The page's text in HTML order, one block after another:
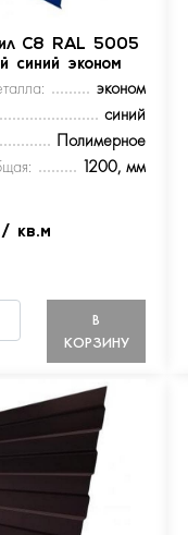
С8 RAL 5005
синий эконом
эконом
синий
Полимерное
1200, мм
/ кв.м
В
КОРЗИНУ